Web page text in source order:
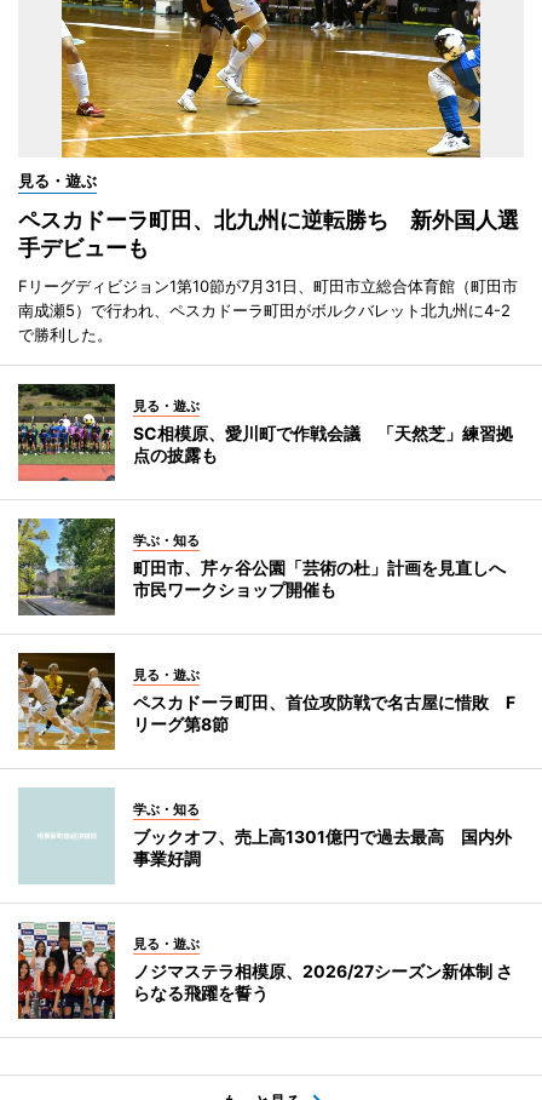
見る・遊ぶ
ペスカドーラ町田、北九州に逆転勝ち 新外国人選
手デビューも
Fリーグディビジョン1第10節が7月31日、町田市立総合体育館（町田市
南成瀬5）で行われ、ペスカドーラ町田がボルクバレット北九州に4-2
で勝利した。
見る・遊ぶ
SC相模原、愛川町で作戦会議 「天然芝」練習拠
点の披露も
学ぶ・知る
町田市、芹ヶ谷公園「芸術の杜」計画を見直しへ
市民ワークショップ開催も
見る・遊ぶ
ペスカドーラ町田、首位攻防戦で名古屋に惜敗 F
リーグ第8節
学ぶ・知る
ブックオフ、売上高1301億円で過去最高 国内外
事業好調
見る・遊ぶ
ノジマステラ相模原、2026/27シーズン新体制 さ
らなる飛躍を誓う